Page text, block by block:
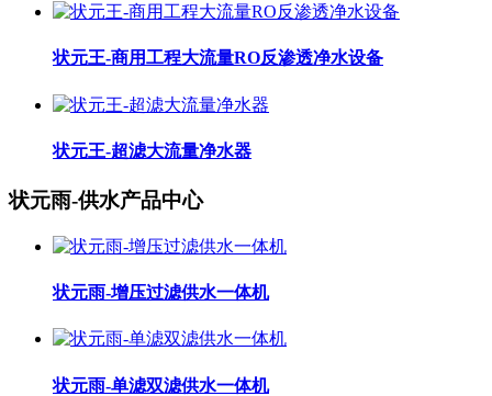
状元王-商用工程大流量RO反渗透净水设备
状元王-超滤大流量净水器
状元雨-供水产品中心
状元雨-增压过滤供水一体机
状元雨-单滤双滤供水一体机